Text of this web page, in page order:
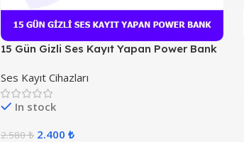
15 Gün Gizli Ses Kayıt Yapan Power Bank
Ses Kayıt Cihazları
In stock
2.580₺ 2.400 ₺